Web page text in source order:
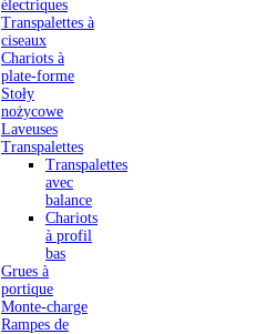
électriques
Transpalettes à
ciseaux
Chariots à
plate-forme
Stoły
nożycowe
Laveuses
Transpalettes
Transpalettes
avec
balance
Chariots
à profil
bas
Grues à
portique
Monte-charge
Rampes de